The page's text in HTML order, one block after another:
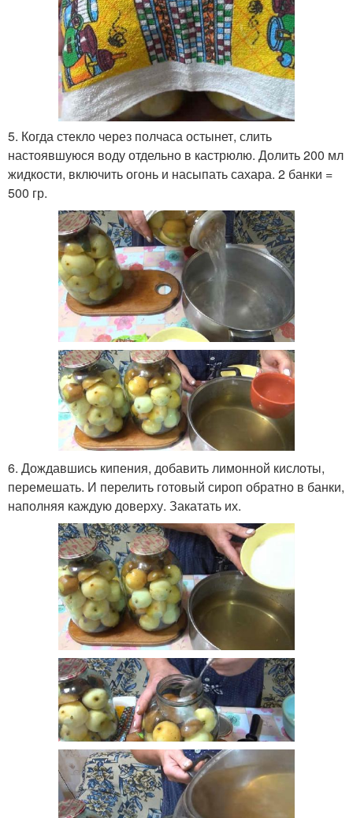
5. Когда стекло через полчаса остынет, слить
настоявшуюся воду отдельно в кастрюлю. Долить 200 мл
жидкости, включить огонь и насыпать сахара. 2 банки =
500 гр.
6. Дождавшись кипения, добавить лимонной кислоты,
перемешать. И перелить готовый сироп обратно в банки,
наполняя каждую доверху. Закатать их.